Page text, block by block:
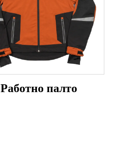
Работно палто